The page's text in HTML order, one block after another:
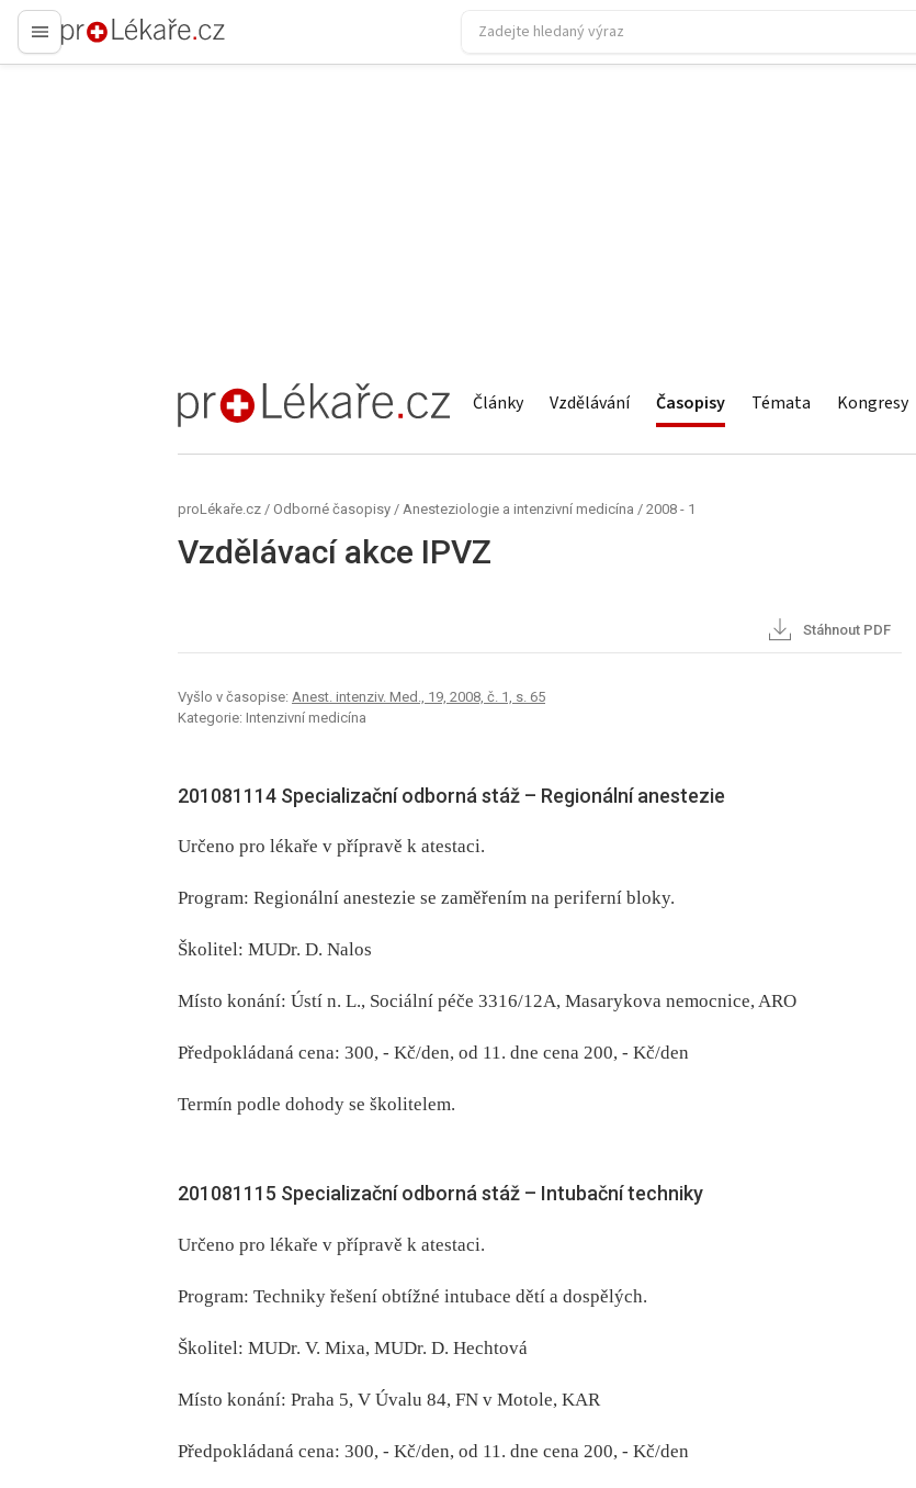
proLékaře.cz
proLékaře.cz Články Vzdělávání Časopisy Témata Kongresy
proLékaře.cz / Odborné časopisy / Anesteziologie a intenzivní medicína / 2008 - 1
Vzdělávací akce IPVZ
Stáhnout PDF
Vyšlo v časopise: Anest. intenziv. Med., 19, 2008, č. 1, s. 65
Kategorie: Intenzivní medicína
201081114 Specializační odborná stáž –⁠ Regionální anestezie
Určeno pro lékaře v přípravě k atestaci.
Program: Regionální anestezie se zaměřením na periferní bloky.
Školitel: MUDr. D. Nalos
Místo konání: Ústí n. L., Sociální péče 3316/12A, Masarykova nemocnice, ARO
Předpokládaná cena: 300, -⁠ Kč/den, od 11. dne cena 200, -⁠ Kč/den
Termín podle dohody se školitelem.
201081115 Specializační odborná stáž –⁠ Intubační techniky
Určeno pro lékaře v přípravě k atestaci.
Program: Techniky řešení obtížné intubace dětí a dospělých.
Školitel: MUDr. V. Mixa, MUDr. D. Hechtová
Místo konání: Praha 5, V Úvalu 84, FN v Motole, KAR
Předpokládaná cena: 300, -⁠ Kč/den, od 11. dne cena 200, -⁠ Kč/den